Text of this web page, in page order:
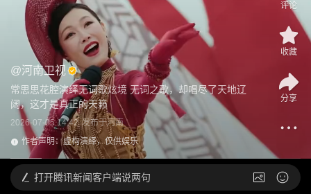
@河南卫视
常思思花腔演绎无词歌炫境 无词之歌，却唱尽了天地辽
阔，这才是真正的天籁
2026-07-05 14:42 发布于河南
作者声明：虚构演绎，仅供娱乐
评论
收藏
分享
打开腾讯新闻客户端说两句